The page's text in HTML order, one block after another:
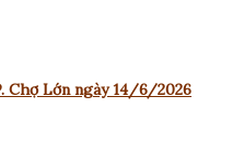
Chợ Lớn ngày 14/6/2026